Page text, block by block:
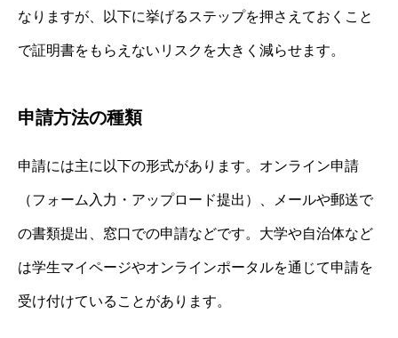
なりますが、以下に挙げるステップを押さえておくこと
で証明書をもらえないリスクを大きく減らせます。
申請方法の種類
申請には主に以下の形式があります。オンライン申請
（フォーム入力・アップロード提出）、メールや郵送で
の書類提出、窓口での申請などです。大学や自治体など
は学生マイページやオンラインポータルを通じて申請を
受け付けていることがあります。